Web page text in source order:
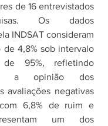
de 16 entrevistados
Os dados
INDSAT consideram
de 4,8% sob intervalo
95%, refletindo
a opinião dos
avaliações negativas
6,8% de ruim e
um dos